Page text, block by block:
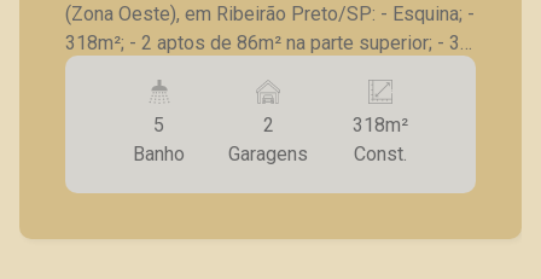
(Zona Oeste), em Ribeirão Preto/SP: - Esquina; -
318m²; - 2 aptos de 86m² na parte superior; - 3
salões. A Piramid tem como objetivo atender
seus clientes com agilidade e segurança, em
locação, vendas de imóveis prontos, usados ou
mesmo nos principais lançamentos da cidade
de Ribeirão Preto.
5
Banho
2
Garagens
318m²
Const.